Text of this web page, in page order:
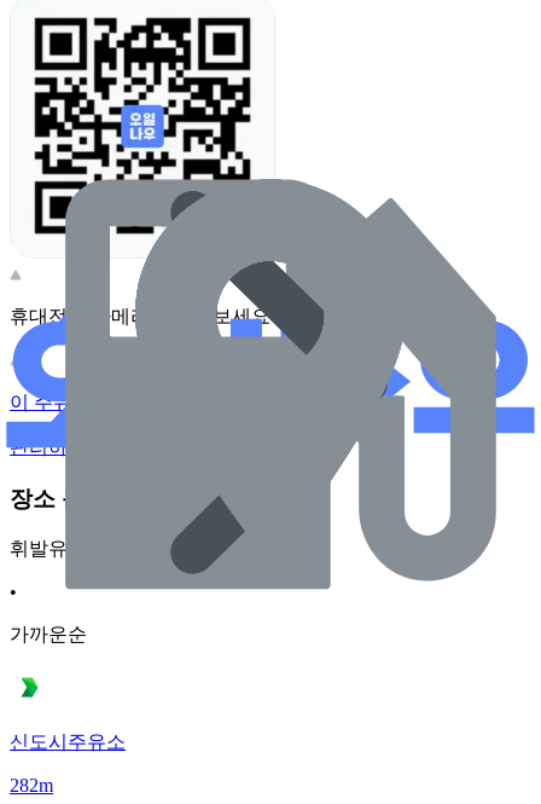
휴대전화 카메라로 찍어보세요
이 주유소의 사장님이신가요?
관리하기
장소 근처 주유소
휘발유
•
가까운순
신도시주유소
282m